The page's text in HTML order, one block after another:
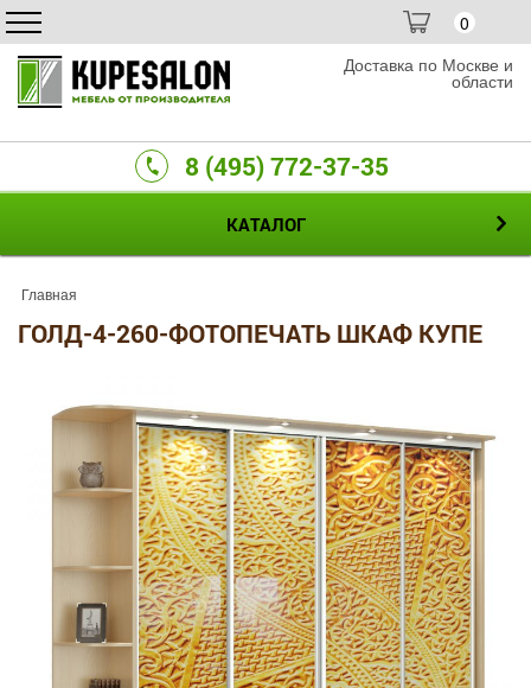
0
Доставка по Москве и
области
8 (495) 772-37-35
КАТАЛОГ
Главная
ГОЛД-4-260-ФОТОПЕЧАТЬ ШКАФ КУПЕ